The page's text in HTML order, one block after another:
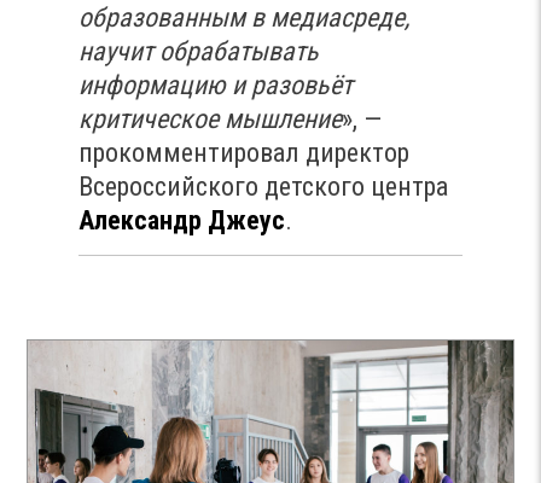
образованным в медиасреде,
научит обрабатывать
информацию и разовьёт
критическое мышление», —
прокомментировал директор
Всероссийского детского центра
Александр Джеус.